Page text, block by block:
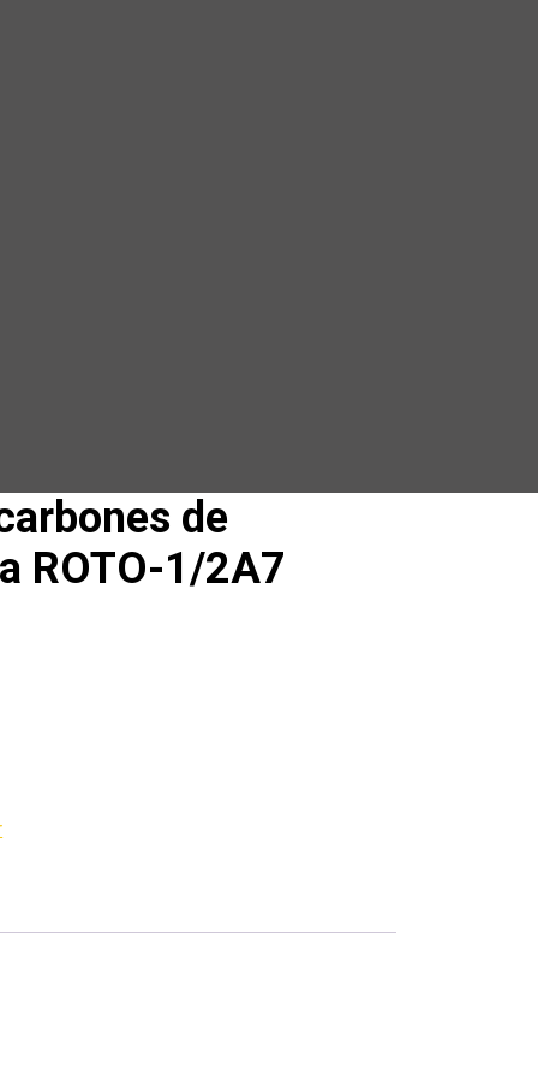
de
ROTO-1/2A7